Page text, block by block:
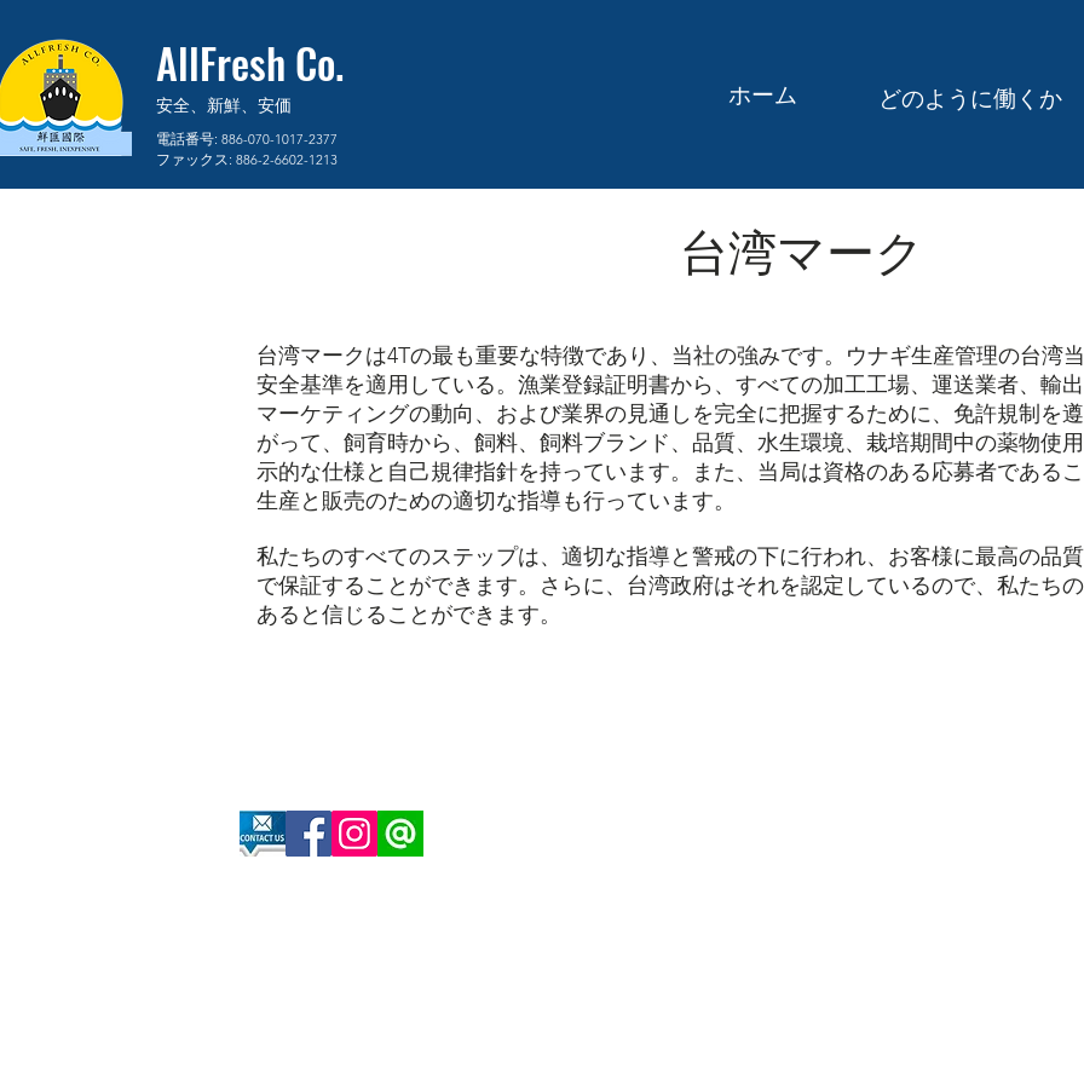
安全、新鮮、安価
AllFresh Co.
電話番号: 886-070-1017-2377
ファックス: 886-2-6602-1213
ホーム どのように働くか
台湾マーク
台湾マークは4Tの最も重要な特徴であり、当社の強みです。ウナギ生産管理の台湾
安全基準を適用している。漁業登録証明書から、すべての加工工場、運送業者、輸
マーケティングの動向、および業界の見通しを完全に把握するために、免許規制を
がって、飼育時から、飼料、飼料ブランド、品質、水生環境、栽培期間中の薬物使
示的な仕様と自己規律指針を持っています。また、当局は資格のある応募者である
生産と販売のための適切な指導も行っています。
私たちのすべてのステップは、適切な指導と警戒の下に行われ、お客様に最高の品
で保証することができます。さらに、台湾政府はそれを認定しているので、私たち
あると信じることができます。